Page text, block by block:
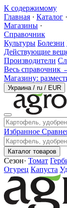
К содержимому
Главная · Каталог ·
Магазины ·
Справочник
Культуры Болезни
Действующие
Производители
Весь справочник
Магазину:
Украина / ru / EUR
Избранное
Каталог товаров
Сезон· Томат
Огурец Капуста